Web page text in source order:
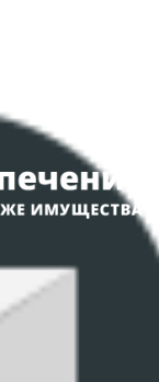
COOKIE-